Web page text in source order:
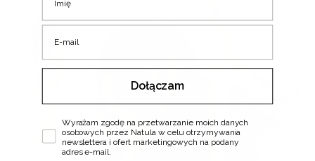
E-mail
Dołączam
ZgodaWyrażam zgodę na przetwarzanie moich danych
osobowych przez Natula w celu otrzymywania
newslettera i ofert marketingowych na podany
adres e-mail.